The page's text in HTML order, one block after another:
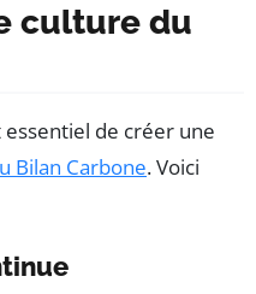
culture du
de créer une
Bilan Carbone. Voici